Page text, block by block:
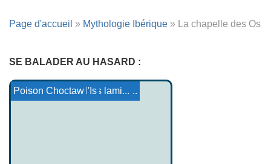
Page d'accueil » Mythologie Ibérique » La chapelle des Os
SE BALADER AU HASARD :
Conte Lakota : How people...
Panthéon lusitanien
La servante chez les lami...
Dahut et la ville d'Is
Les Skneli
Prière yézidi
Poison Choctaw